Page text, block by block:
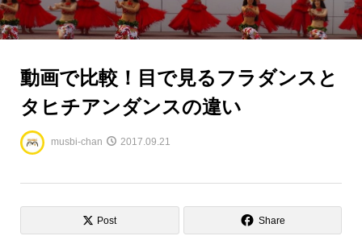
動画で比較！目で見るフラダンスと
タヒチアンダンスの違い
musbi-chan 2017.09.21
Post Share